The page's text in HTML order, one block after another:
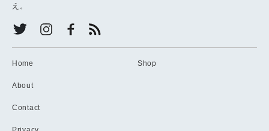
え。
Home
About
Contact
Shop